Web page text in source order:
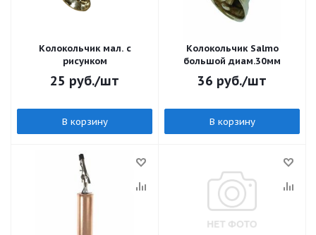
Колокольчик мал. с
рисунком
25 руб./шт
В корзину
Колокольчик Salmo
большой диам.30мм
36 руб./шт
В корзину